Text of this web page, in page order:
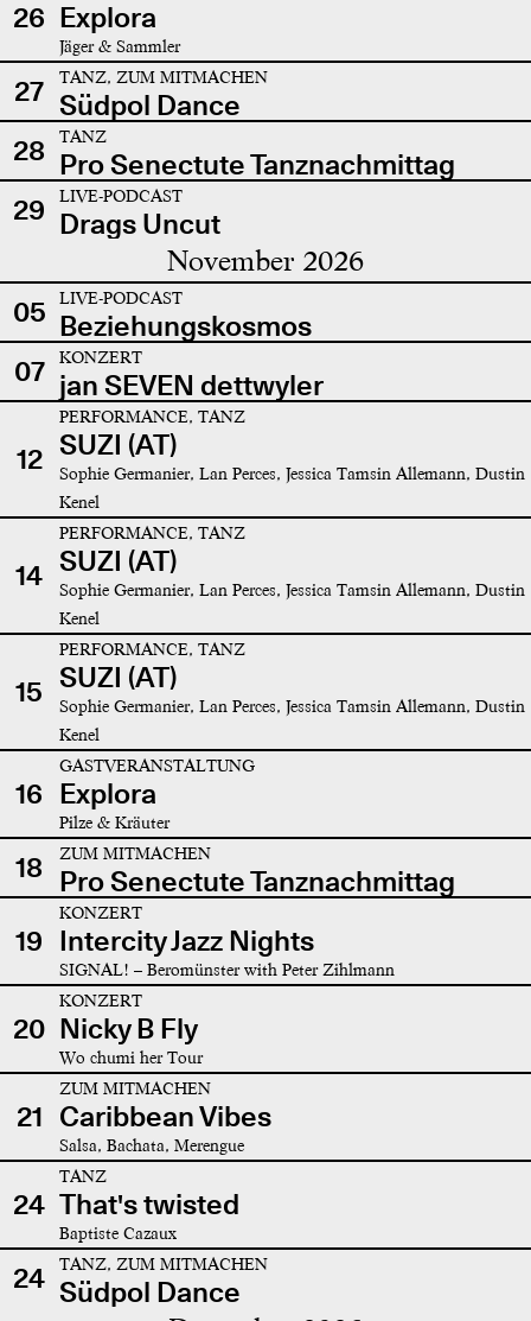
26 Explora
Jäger & Sammler
27 TANZ, ZUM MITMACHEN
Südpol Dance
28
TANZ
Pro Senectute Tanznachmittag
29
LIVE-PODCAST
Drags Uncut
November 2026
05 LIVE-PODCAST
Beziehungskosmos
07
KONZERT
jan SEVEN dettwyler
12
PERFORMANCE, TANZ
SUZI (AT)
Sophie Germanier, Lan Perces, Jessica Tamsin Allemann, Dustin
Kenel
14
PERFORMANCE, TANZ
SUZI (AT)
Sophie Germanier, Lan Perces, Jessica Tamsin Allemann, Dustin
Kenel
15
PERFORMANCE, TANZ
SUZI (AT)
Sophie Germanier, Lan Perces, Jessica Tamsin Allemann, Dustin
Kenel
16
GASTVERANSTALTUNG
Explora
Pilze & Kräuter
18 ZUM MITMACHEN
Pro Senectute Tanznachmittag
19
KONZERT
Intercity Jazz Nights
SIGNAL! – Beromünster with Peter Zihlmann
20
KONZERT
Nicky B Fly
Wo chumi her Tour
21
ZUM MITMACHEN
Caribbean Vibes
Salsa, Bachata, Merengue
24
TANZ
That's twisted
Baptiste Cazaux
24 TANZ, ZUM MITMACHEN
Südpol Dance